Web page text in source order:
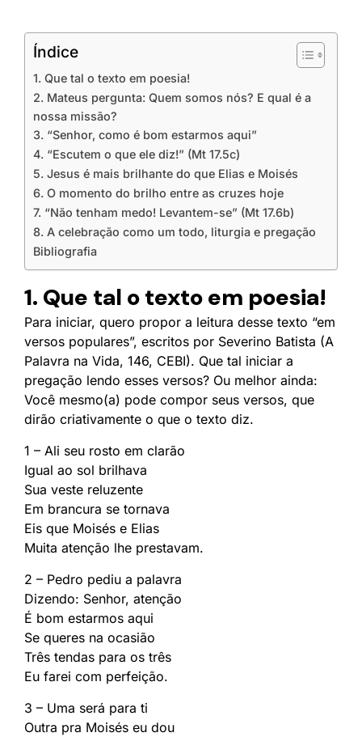
Índice
1. Que tal o texto em poesia!
2. Mateus pergunta: Quem somos nós? E qual é a
nossa missão?
3. “Senhor, como é bom estarmos aqui”
4. “Escutem o que ele diz!” (Mt 17.5c)
5. Jesus é mais brilhante do que Elias e Moisés
6. O momento do brilho entre as cruzes hoje
7. “Não tenham medo! Levantem-se” (Mt 17.6b)
8. A celebração como um todo, liturgia e pregação
Bibliografia
1. Que tal o texto em poesia!
Para iniciar, quero propor a leitura desse texto “em
versos populares”, escritos por Severino Batista (A
Palavra na Vida, 146, CEBI). Que tal iniciar a
pregação lendo esses versos? Ou melhor ainda:
Você mesmo(a) pode compor seus versos, que
dirão criativamente o que o texto diz.
1 – Ali seu rosto em clarão
Igual ao sol brilhava
Sua veste reluzente
Em brancura se tornava
Eis que Moisés e Elias
Muita atenção lhe prestavam.
2 – Pedro pediu a palavra
Dizendo: Senhor, atenção
É bom estarmos aqui
Se queres na ocasião
Três tendas para os três
Eu farei com perfeição.
3 – Uma será para ti
Outra pra Moisés eu dou